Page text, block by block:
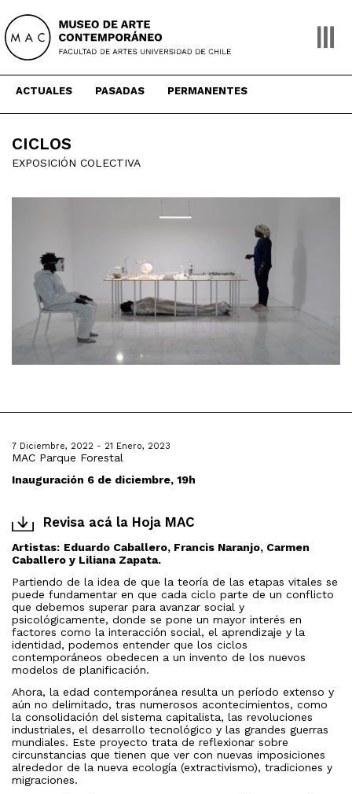
content
ACTUALES PASADAS PERMANENTES
CICLOS
EXPOSICIÓN COLECTIVA
7 Diciembre, 2022 - 21 Enero, 2023
MAC Parque Forestal
Inauguración 6 de diciembre, 19h
Revisa acá la Hoja MAC
Artistas: Eduardo Caballero, Francis Naranjo, Carmen
Caballero y Liliana Zapata.
Partiendo de la idea de que la teoría de las etapas vitales se
puede fundamentar en que cada ciclo parte de un conflicto
que debemos superar para avanzar social y
psicológicamente, donde se pone un mayor interés en
factores como la interacción social, el aprendizaje y la
identidad, podemos entender que los ciclos
contemporáneos obedecen a un invento de los nuevos
modelos de planificación.
Ahora, la edad contemporánea resulta un período extenso y
aún no delimitado, tras numerosos acontecimientos, como
la consolidación del sistema capitalista, las revoluciones
industriales, el desarrollo tecnológico y las grandes guerras
mundiales. Este proyecto trata de reflexionar sobre
circunstancias que tienen que ver con nuevas imposiciones
alrededor de la nueva ecología (extractivismo), tradiciones y
migraciones.